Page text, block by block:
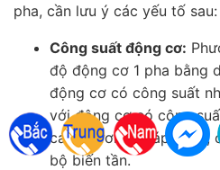
pha, cần lưu ý các yếu tố sau:
Công suất động cơ:
độ động cơ 1 pha bằng
động cơ có công suất
với động cơ có công
các phương pháp khác,
bộ biến tần.